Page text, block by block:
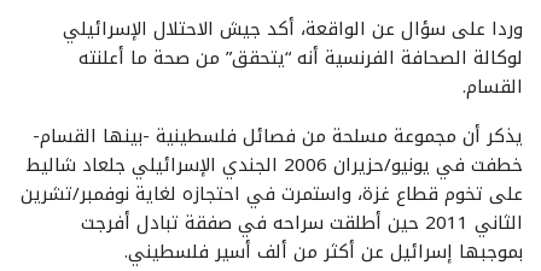
وردا على سؤال عن الواقعة، أكد جيش الاحتلال الإسرائيلي
لوكالة الصحافة الفرنسية أنه “يتحقق” من صحة ما أعلنته
القسام.
يذكر أن مجموعة مسلحة من فصائل فلسطينية -بينها القسام-
خطفت في يونيو/حزيران 2006 الجندي الإسرائيلي جلعاد شاليط
على تخوم قطاع غزة، واستمرت في احتجازه لغاية نوفمبر/تشرين
الثاني 2011 حين أطلقت سراحه في صفقة تبادل أفرجت
بموجبها إسرائيل عن أكثر من ألف أسير فلسطيني.